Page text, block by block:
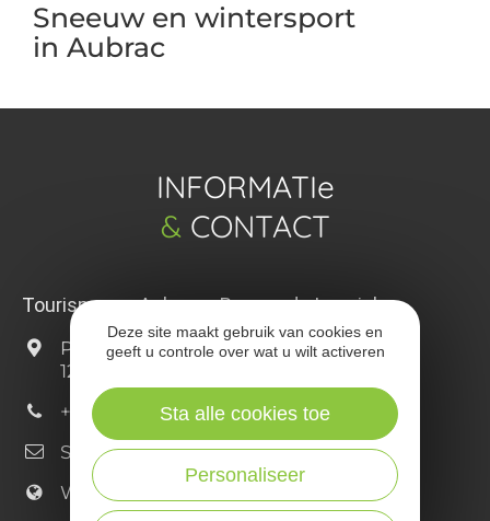
Sneeuw en wintersport
in Aubrac
INFORMATIe
& CONTACT
Tourisme en Aubrac - Bureau de Laguiole
Place de la Mairie
12210 Laguiole
+33 (0)5 65 44 35 94
Schrijf ons
Website
Deze site maakt gebruik van cookies en
geeft u controle over wat u wilt activeren
Personaliseer
Sta alle cookies toe